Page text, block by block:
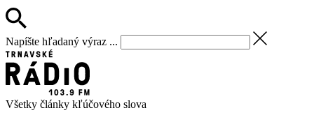
Napíšte hľadaný výraz ...
Všetky články kľúčového slova